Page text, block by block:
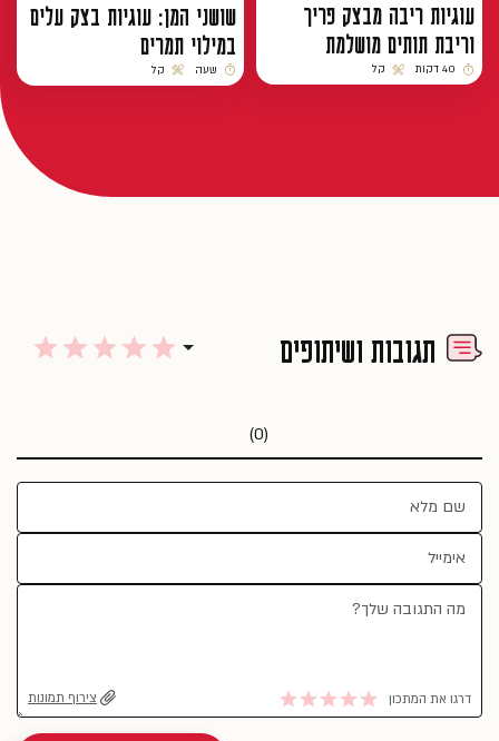
עוגיות ריבה מבצק פריך
וריבת תותים מושלמת
זמן הכנה
40 דקות
רמת קושי
קל
שושני המן: עוגיות בצק עלים
במילוי תמרים
זמן הכנה
שעה
רמת קושי
קל
תגובות ושיתופים
(0)
דרגו את המתכון צירוף תמונות